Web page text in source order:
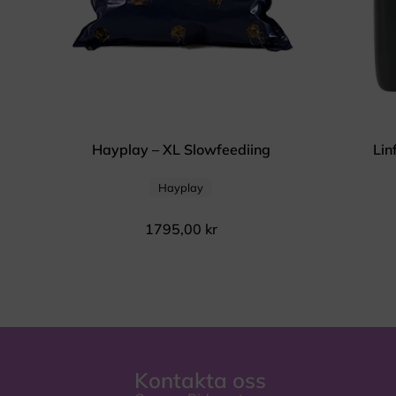
Hayplay – XL Slowfeediing
Hayplay
1795,00 kr
Kontakta oss